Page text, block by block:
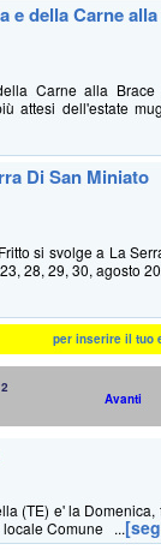
e della Carne
Carne alla
attesi dell'estate
Di San Miniato
si svolge a La
28, 29, 30, agosto
per inserire il tuo
Avanti
(TE) e' la
locale Comune ...